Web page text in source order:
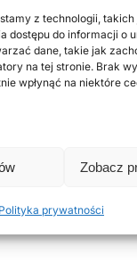
z technologii, takich
dostępu do informacji o
dane, takie jak
na tej stronie. Brak
wpłynąć na niektóre
Zobacz
prywatności